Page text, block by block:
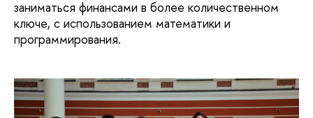
заниматься финансами в более количественном
ключе, с использованием математики и
программирования.